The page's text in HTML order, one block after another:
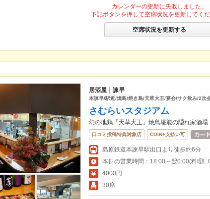
カレンダーの更新に失敗しました。
下記ボタンを押して空席状況を更新してくだ
空席状況を更新する
居酒屋｜諫早
本諫早/駅近/焼鳥/焼き鳥/天草大王/宴会/サク飲み/2次
さむらいスタジアム
幻の地鶏「天草大王」焼鳥堪能の隠れ家酒場
口コミ投稿特典対象店 COIN+支払い可
島原鉄道本諫早駅出口より徒歩約6分
本日の営業時間：18:00～翌0:00(料理
4000円
30席